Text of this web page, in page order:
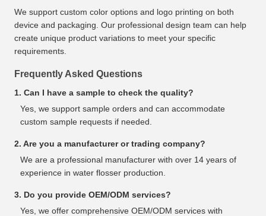
We support custom color options and logo printing on both
device and packaging. Our professional design team can help
create unique product variations to meet your specific
requirements.
Frequently Asked Questions
1. Can I have a sample to check the quality?
Yes, we support sample orders and can accommodate
custom sample requests if needed.
2. Are you a manufacturer or trading company?
We are a professional manufacturer with over 14 years of
experience in water flosser production.
3. Do you provide OEM/ODM services?
Yes, we offer comprehensive OEM/ODM services with